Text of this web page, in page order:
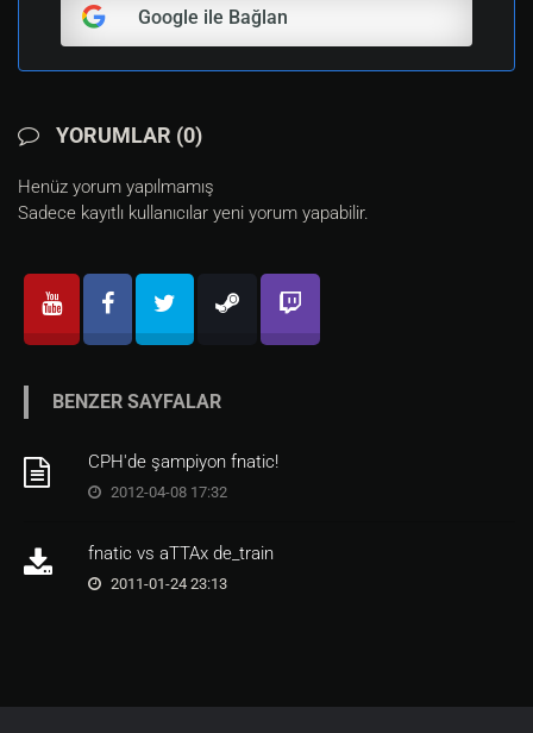
Google ile Bağlan
YORUMLAR (0)
Henüz yorum yapılmamış
Sadece kayıtlı kullanıcılar yeni yorum yapabilir.
BENZER SAYFALAR
CPH'de şampiyon fnatic!
2012-04-08 17:32
fnatic vs aTTAx de_train
2011-01-24 23:13